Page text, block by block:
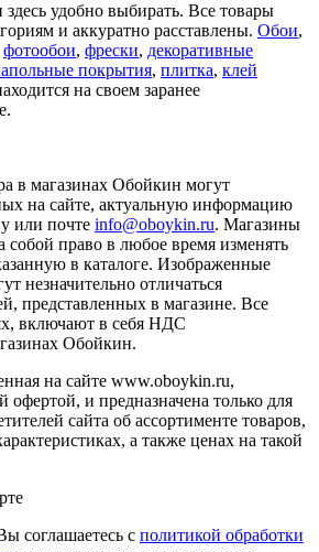
удобно выбирать. Все товары
и аккуратно расставлены. Обои,
фотообои, фрески, декоративные
покрытия, плитка, клей
на своем заранее
в магазинах Обойкин могут
на сайте, актуальную информацию
или почте info@oboykin.ru. Магазины
собой право в любое время изменять
в каталоге. Изображенные
незначительно отличаться
представленных в магазине. Все
включают в себя НДС
Обойкин.
на сайте www.oboykin.ru,
офертой, и предназначена только для
сайта об ассортименте товаров,
а также ценах на такой
соглашаетесь с политикой обработки